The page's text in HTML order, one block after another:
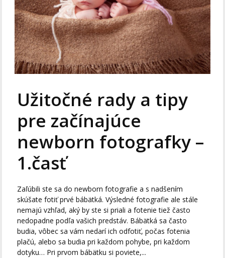
Užitočné rady a tipy
pre začínajúce
newborn fotografky –
1.časť
Zaľúbili ste sa do newborn fotografie a s nadšením
skúšate fotiť prvé bábätká. Výsledné fotografie ale stále
nemajú vzhľad, aký by ste si priali a fotenie tiež často
nedopadne podľa vašich predstáv. Bábätká sa často
budia, vôbec sa vám nedarí ich odfotiť, počas fotenia
plačú, alebo sa budia pri každom pohybe, pri každom
dotyku… Pri prvom bábätku si poviete,...